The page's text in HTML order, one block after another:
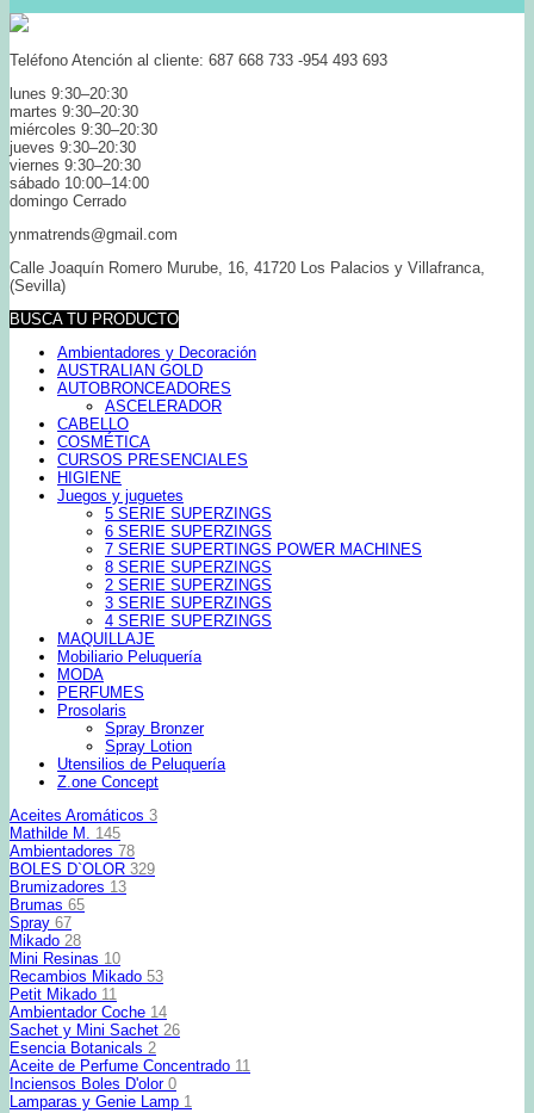
Teléfono Atención al cliente: 687 668 733 -954 493 693
lunes 9:30–20:30
martes 9:30–20:30
miércoles 9:30–20:30
jueves 9:30–20:30
viernes 9:30–20:30
sábado 10:00–14:00
domingo Cerrado
ynmatrends@gmail.com
Calle Joaquín Romero Murube, 16, 41720 Los Palacios y Villafranca,
(Sevilla)
BUSCA TU PRODUCTO
Ambientadores y Decoración
AUSTRALIAN GOLD
AUTOBRONCEADORES
ASCELERADOR
CABELLO
COSMÉTICA
CURSOS PRESENCIALES
HIGIENE
Juegos y juguetes
5 SERIE SUPERZINGS
6 SERIE SUPERZINGS
7 SERIE SUPERTINGS POWER MACHINES
8 SERIE SUPERZINGS
2 SERIE SUPERZINGS
3 SERIE SUPERZINGS
4 SERIE SUPERZINGS
MAQUILLAJE
Mobiliario Peluquería
MODA
PERFUMES
Prosolaris
Spray Bronzer
Spray Lotion
Utensilios de Peluquería
Z.one Concept
Aceites Aromáticos 3
Mathilde M. 145
Ambientadores 78
BOLES D`OLOR 329
Brumizadores 13
Brumas 65
Spray 67
Mikado 28
Mini Resinas 10
Recambios Mikado 53
Petit Mikado 11
Ambientador Coche 14
Sachet y Mini Sachet 26
Esencia Botanicals 2
Aceite de Perfume Concentrado 11
Inciensos Boles D'olor 0
Lamparas y Genie Lamp 1